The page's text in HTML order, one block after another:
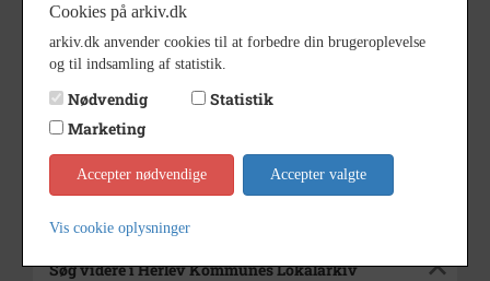
Fotograf
138 - 2
Materiale
Arkiv Herlev Kommunes Lokalarkiv
Søg videre i Herlev Kommunes Lokalarkiv
Cookies på arkiv.dk
arkiv.dk anvender cookies til at forbedre din brugeroplevelse
og til indsamling af statistik.
Nødvendig
Statistik
Marketing
Accepter nødvendige Accepter valgte
Vis cookie oplysninger